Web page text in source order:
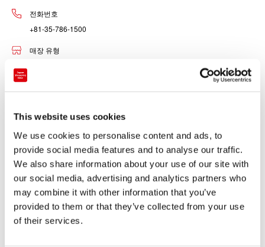
This website uses cookies
We use cookies to personalise content and ads, to
provide social media features and to analyse our traffic.
We also share information about your use of our site with
our social media, advertising and analytics partners who
may combine it with other information that you’ve
provided to them or that they’ve collected from your use
of their services.
전화번호
+81-35-786-1500
매장 유형